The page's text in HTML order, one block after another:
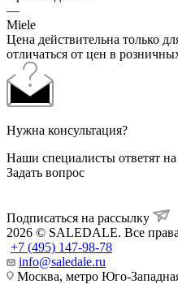
—
Miele
Цена действительна только
отличаться от цен в
Нужна консультация?
Наши специалисты ответят
Задать вопрос
Подписаться на рассылку
2026 © SALEDALE. Все
+7 (495) 147-98-78
info@saledale.ru
Москва, метро Юго-